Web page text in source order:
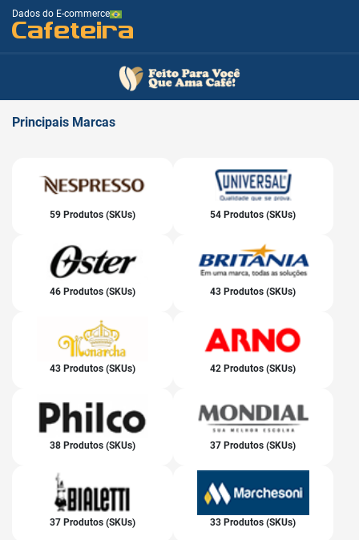
Dados do E-commerce
Cafeteira
Principais Marcas
59 Produtos (SKUs) 54 Produtos (SKUs)
46 Produtos (SKUs) 43 Produtos (SKUs)
43 Produtos (SKUs) 42 Produtos (SKUs)
38 Produtos (SKUs) 37 Produtos (SKUs)
37 Produtos (SKUs) 33 Produtos (SKUs)